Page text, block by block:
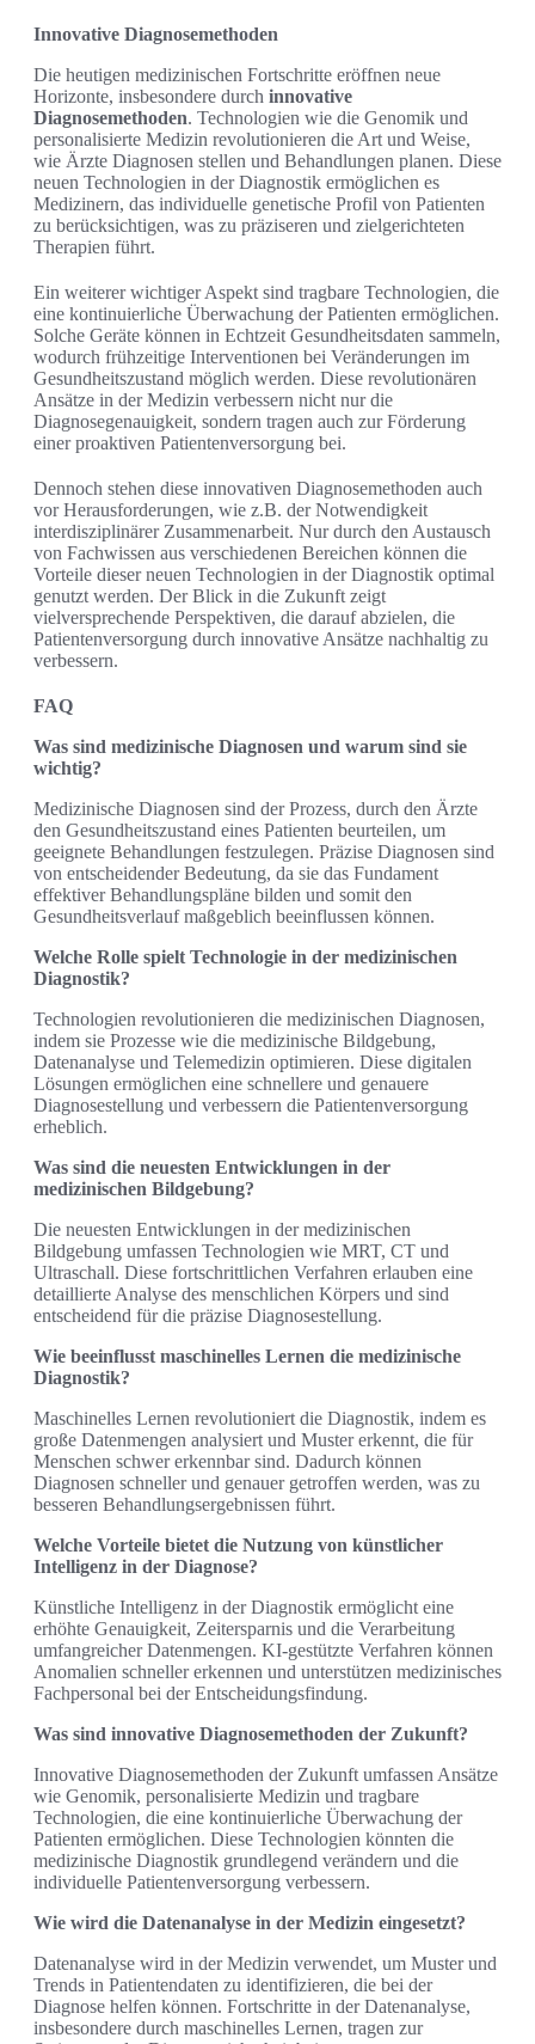
Innovative Diagnosemethoden
Die heutigen medizinischen Fortschritte eröffnen neue
Horizonte, insbesondere durch innovative
Diagnosemethoden. Technologien wie die Genomik und
personalisierte Medizin revolutionieren die Art und Weise,
wie Ärzte Diagnosen stellen und Behandlungen planen. Diese
neuen Technologien in der Diagnostik ermöglichen es
Medizinern, das individuelle genetische Profil von Patienten
zu berücksichtigen, was zu präziseren und zielgerichteten
Therapien führt.
Ein weiterer wichtiger Aspekt sind tragbare Technologien, die
eine kontinuierliche Überwachung der Patienten ermöglichen.
Solche Geräte können in Echtzeit Gesundheitsdaten sammeln,
wodurch frühzeitige Interventionen bei Veränderungen im
Gesundheitszustand möglich werden. Diese revolutionären
Ansätze in der Medizin verbessern nicht nur die
Diagnosegenauigkeit, sondern tragen auch zur Förderung
einer proaktiven Patientenversorgung bei.
Dennoch stehen diese innovativen Diagnosemethoden auch
vor Herausforderungen, wie z.B. der Notwendigkeit
interdisziplinärer Zusammenarbeit. Nur durch den Austausch
von Fachwissen aus verschiedenen Bereichen können die
Vorteile dieser neuen Technologien in der Diagnostik optimal
genutzt werden. Der Blick in die Zukunft zeigt
vielversprechende Perspektiven, die darauf abzielen, die
Patientenversorgung durch innovative Ansätze nachhaltig zu
verbessern.
FAQ
Was sind medizinische Diagnosen und warum sind sie
wichtig?
Medizinische Diagnosen sind der Prozess, durch den Ärzte
den Gesundheitszustand eines Patienten beurteilen, um
geeignete Behandlungen festzulegen. Präzise Diagnosen sind
von entscheidender Bedeutung, da sie das Fundament
effektiver Behandlungspläne bilden und somit den
Gesundheitsverlauf maßgeblich beeinflussen können.
Welche Rolle spielt Technologie in der medizinischen
Diagnostik?
Technologien revolutionieren die medizinischen Diagnosen,
indem sie Prozesse wie die medizinische Bildgebung,
Datenanalyse und Telemedizin optimieren. Diese digitalen
Lösungen ermöglichen eine schnellere und genauere
Diagnosestellung und verbessern die Patientenversorgung
erheblich.
Was sind die neuesten Entwicklungen in der
medizinischen Bildgebung?
Die neuesten Entwicklungen in der medizinischen
Bildgebung umfassen Technologien wie MRT, CT und
Ultraschall. Diese fortschrittlichen Verfahren erlauben eine
detaillierte Analyse des menschlichen Körpers und sind
entscheidend für die präzise Diagnosestellung.
Wie beeinflusst maschinelles Lernen die medizinische
Diagnostik?
Maschinelles Lernen revolutioniert die Diagnostik, indem es
große Datenmengen analysiert und Muster erkennt, die für
Menschen schwer erkennbar sind. Dadurch können
Diagnosen schneller und genauer getroffen werden, was zu
besseren Behandlungsergebnissen führt.
Welche Vorteile bietet die Nutzung von künstlicher
Intelligenz in der Diagnose?
Künstliche Intelligenz in der Diagnostik ermöglicht eine
erhöhte Genauigkeit, Zeitersparnis und die Verarbeitung
umfangreicher Datenmengen. KI-gestützte Verfahren können
Anomalien schneller erkennen und unterstützen medizinisches
Fachpersonal bei der Entscheidungsfindung.
Was sind innovative Diagnosemethoden der Zukunft?
Innovative Diagnosemethoden der Zukunft umfassen Ansätze
wie Genomik, personalisierte Medizin und tragbare
Technologien, die eine kontinuierliche Überwachung der
Patienten ermöglichen. Diese Technologien könnten die
medizinische Diagnostik grundlegend verändern und die
individuelle Patientenversorgung verbessern.
Wie wird die Datenanalyse in der Medizin eingesetzt?
Datenanalyse wird in der Medizin verwendet, um Muster und
Trends in Patientendaten zu identifizieren, die bei der
Diagnose helfen können. Fortschritte in der Datenanalyse,
insbesondere durch maschinelles Lernen, tragen zur